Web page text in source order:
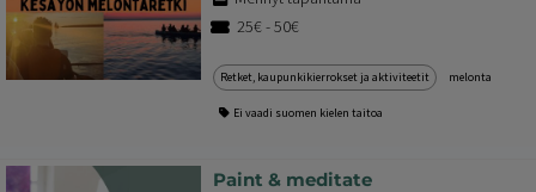
25€ - 50€
Retket, kaupunkikierrokset ja aktiviteetit melonta
Ei vaadi suomen kielen taitoa
Paint & meditate